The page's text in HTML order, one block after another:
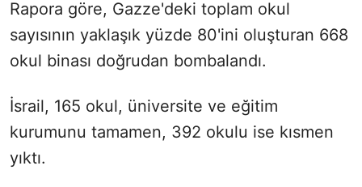
Rapora göre, Gazze'deki toplam okul
sayısının yaklaşık yüzde 80'ini oluşturan 668
okul binası doğrudan bombalandı.
İsrail, 165 okul, üniversite ve eğitim
kurumunu tamamen, 392 okulu ise kısmen
yıktı.